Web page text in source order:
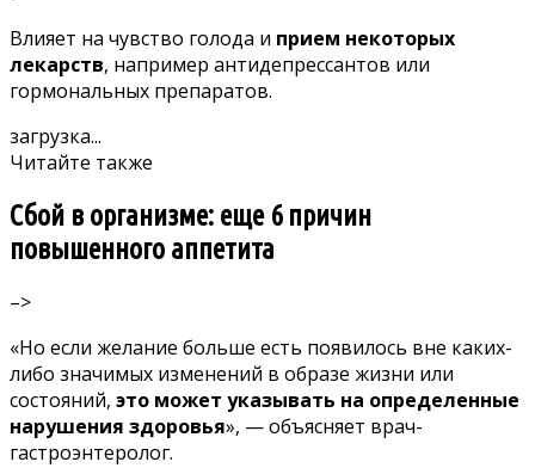
Влияет на чувство голода и прием некоторых
лекарств, например антидепрессантов или
гормональных препаратов.
загрузка...
Читайте также
Сбой в организме: еще 6 причин
повышенного аппетита
–>
«Но если желание больше есть появилось вне каких-
либо значимых изменений в образе жизни или
состояний, это может указывать на определенные
нарушения здоровья», — объясняет врач-
гастроэнтеролог.